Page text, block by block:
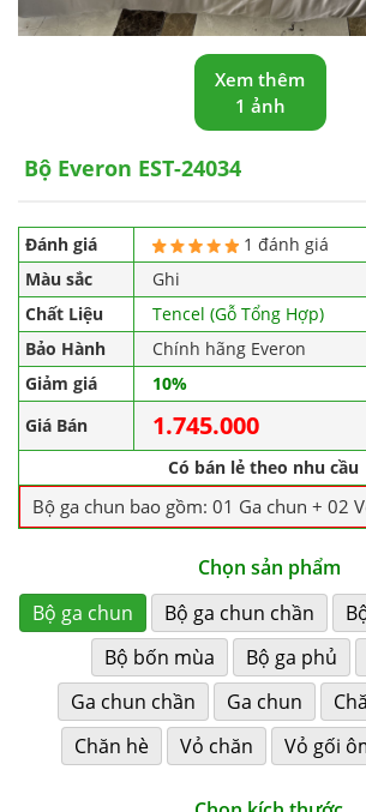
Xem thêm
1 ảnh
Bộ Everon EST-24034
Đánh giá
1 đánh giá
Màu sắc
Ghi
Chất Liệu
Tencel (Gỗ Tổng Hợp)
Bảo Hành
Chính hãng Everon
Giảm giá
10%
Giá Bán
1.745.000
Có bán lẻ theo nhu cầu
Bộ ga chun bao gồm: 01 Ga chun + 02
Chọn sản phẩm
Bộ ga chun
Bộ ga chun chần
Bộ bốn mùa
Bộ ga phủ
Ga chun chần
Ga chun
Chăn hè
Vỏ chăn Vỏ gối